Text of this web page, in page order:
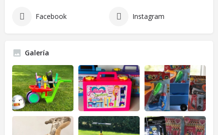
Facebook Instagram
Galería